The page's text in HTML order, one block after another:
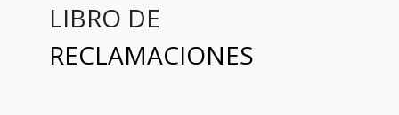
LIBRO DE
RECLAMACIONES